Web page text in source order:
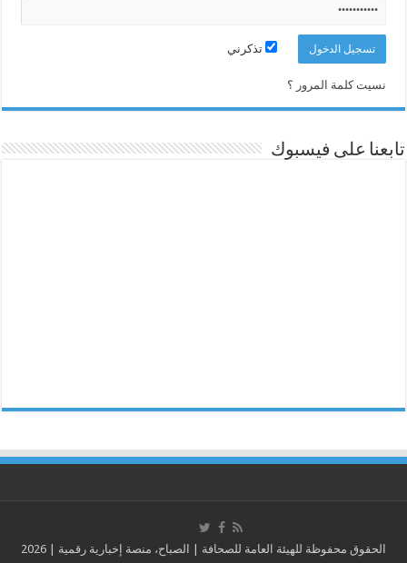
تذكرني
نسيت كلمة المرور ؟
تابعنا على فيسبوك
الحقوق محفوظة للهيئة العامة للصحافة | الصباح، منصة إخبارية رقمية | 2026